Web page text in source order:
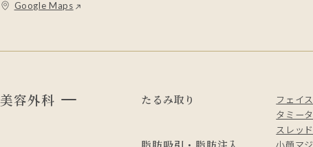
Google Maps
美容外科 たるみ取り フェイ
タミー
スレッ
小顔マ